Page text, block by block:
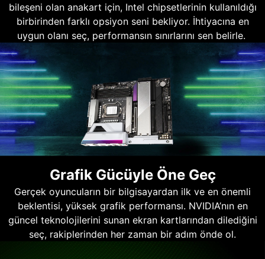
bileşeni olan anakart için, Intel chipsetlerinin kullanıldığı
birbirinden farklı opsiyon seni bekliyor. İhtiyacına en
uygun olanı seç, performansın sınırlarını sen belirle.
Grafik Gücüyle Öne Geç
Gerçek oyuncuların bir bilgisayardan ilk ve en önemli
beklentisi, yüksek grafik performansı. NVIDIA’nın en
güncel teknolojilerini sunan ekran kartlarından dilediğini
seç, rakiplerinden her zaman bir adım önde ol.